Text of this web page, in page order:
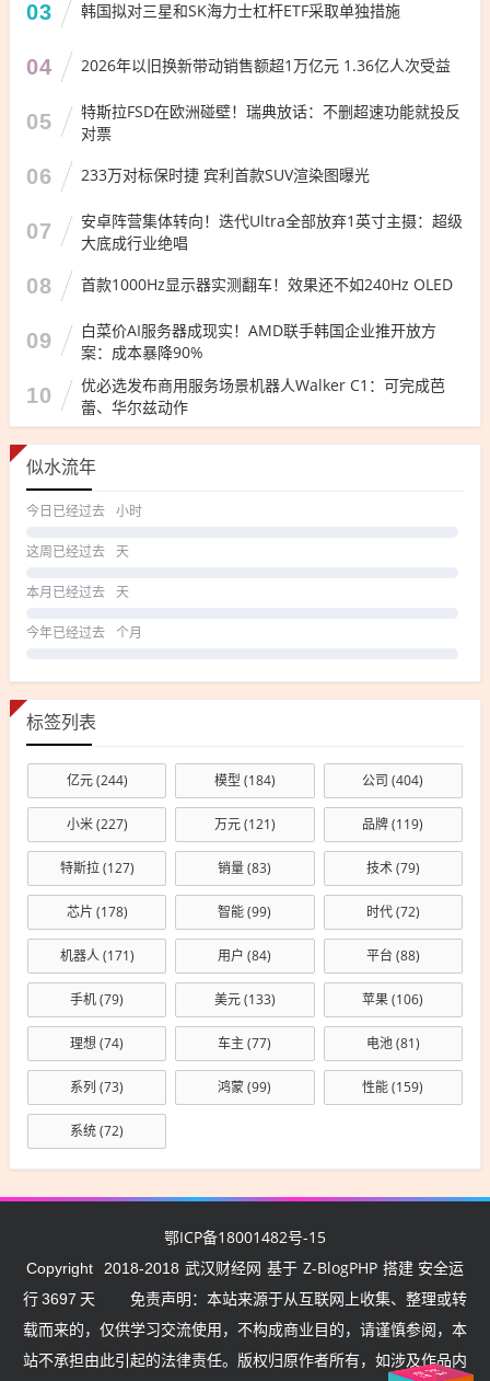
03 韩国拟对三星和SK海力士杠杆ETF采取单独措施
04 2026年以旧换新带动销售额超1万亿元 1.36亿人次受益
05
特斯拉FSD在欧洲碰壁！瑞典放话：不删超速功能就投反
对票
06 233万对标保时捷 宾利首款SUV渲染图曝光
07
安卓阵营集体转向！迭代Ultra全部放弃1英寸主摄：超级
大底成行业绝唱
08 首款1000Hz显示器实测翻车！效果还不如240Hz OLED
09
白菜价AI服务器成现实！AMD联手韩国企业推开放方
案：成本暴降90%
10
优必选发布商用服务场景机器人Walker C1：可完成芭
蕾、华尔兹动作
似水流年
今日已经过去 小时
这周已经过去 天
本月已经过去 天
今年已经过去 个月
标签列表
亿元(244) 模型 (184) 公司 (404)
小米(227) 万元(121) 品牌(119)
特斯拉(127) 销量(83) 技术(79)
芯片 (178) 智能(99) 时代(72)
机器人(171) 用户 (84) 平台 (88)
手机(79) 美元(133) 苹果(106)
理想(74) 车主 (77) 电池(81)
系列 (73) 鸿蒙(99) 性能(159)
系统(72)
鄂ICP备18001482号-15
Copyright 2018-2018 武汉财经网 基于 Z-BlogPHP 搭建 安全运
行3697 天
免责声明：本站来源于从互联网上收集、整理或转
载而来的，仅供学习交流使用，不构成商业目的，请谨慎参阅，本
站不承担由此引起的法律责任。版权归原作者所有，如涉及作品内
武
汉挺住